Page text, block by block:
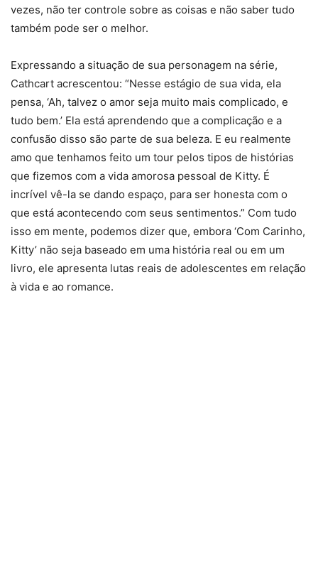
vezes, não ter controle sobre as coisas e não saber tudo
também pode ser o melhor.
Expressando a situação de sua personagem na série,
Cathcart acrescentou: “Nesse estágio de sua vida, ela
pensa, ‘Ah, talvez o amor seja muito mais complicado, e
tudo bem.’ Ela está aprendendo que a complicação e a
confusão disso são parte de sua beleza. E eu realmente
amo que tenhamos feito um tour pelos tipos de histórias
que fizemos com a vida amorosa pessoal de Kitty. É
incrível vê-la se dando espaço, para ser honesta com o
que está acontecendo com seus sentimentos.” Com tudo
isso em mente, podemos dizer que, embora ‘Com Carinho,
Kitty’ não seja baseado em uma história real ou em um
livro, ele apresenta lutas reais de adolescentes em relação
à vida e ao romance.